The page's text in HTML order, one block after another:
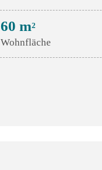
60 m2
Wohnfläche